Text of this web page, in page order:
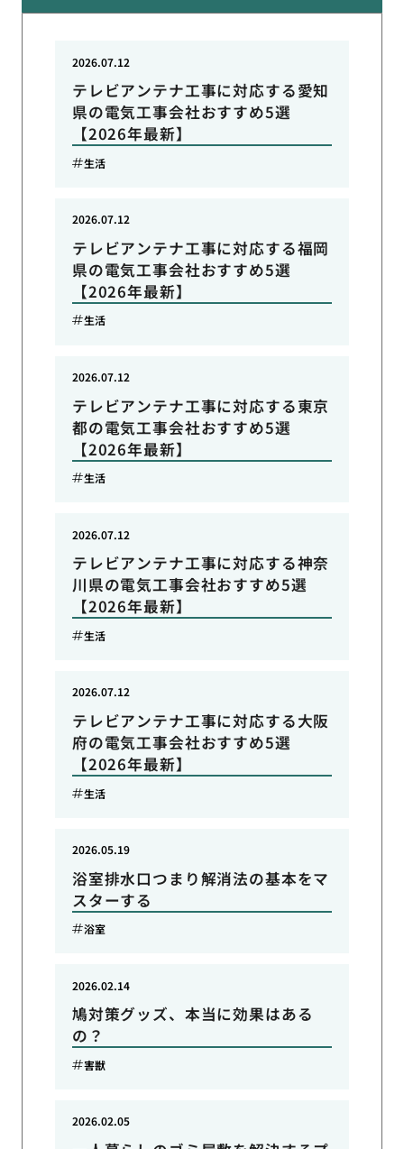
テレビアンテナ工事に対応する愛知
県の電気工事会社おすすめ5選
【2026年最新】
2026.07.12
生活
テレビアンテナ工事に対応する福岡
県の電気工事会社おすすめ5選
【2026年最新】
2026.07.12
生活
テレビアンテナ工事に対応する東京
都の電気工事会社おすすめ5選
【2026年最新】
2026.07.12
生活
テレビアンテナ工事に対応する神奈
川県の電気工事会社おすすめ5選
【2026年最新】
2026.07.12
生活
テレビアンテナ工事に対応する大阪
府の電気工事会社おすすめ5選
【2026年最新】
2026.07.12
生活
浴室排水口つまり解消法の基本をマ
スターする
2026.05.19
浴室
鳩対策グッズ、本当に効果はある
の？
2026.02.14
害獣
2026.02.05